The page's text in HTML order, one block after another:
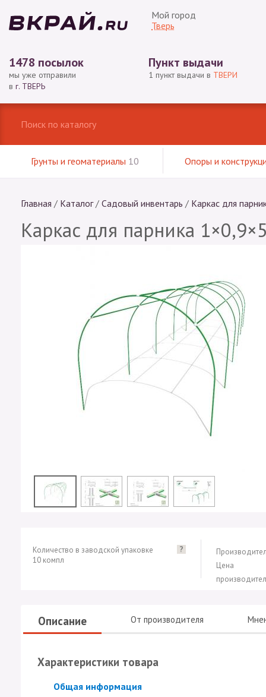
Мой город
Тверь
1478 посылок
мы уже отправили
в г. ТВЕРЬ
Пункт выдачи
1 пункт выдачи в ТВЕРИ
Грунты и геоматериалы 10 Опоры и
Главная / Каталог / Садовый инвентарь / Каркас для
Каркас для парника
?
Количество в заводской упаковке
10 компл
Цена
Описание От производителя
Характеристики товара
Скрыть
Общая информация